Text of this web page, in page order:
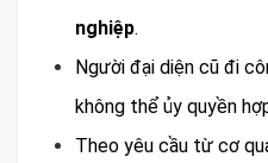
nghiệp.
Người đại diện cũ đi
không thể ủy quyền
Theo yêu cầu từ cơ